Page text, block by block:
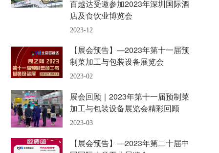
百越达受邀参加2023年深圳国际酒
店及食饮业博览会
2023-12
【展会预告】—2023年第十一届预
制菜加工与包装设备展览会
2023-02
展会回顾｜2023年第十一届预制菜
加工与包装设备展览会精彩回顾
2023-03
【展会预告】—2023年第二十届中